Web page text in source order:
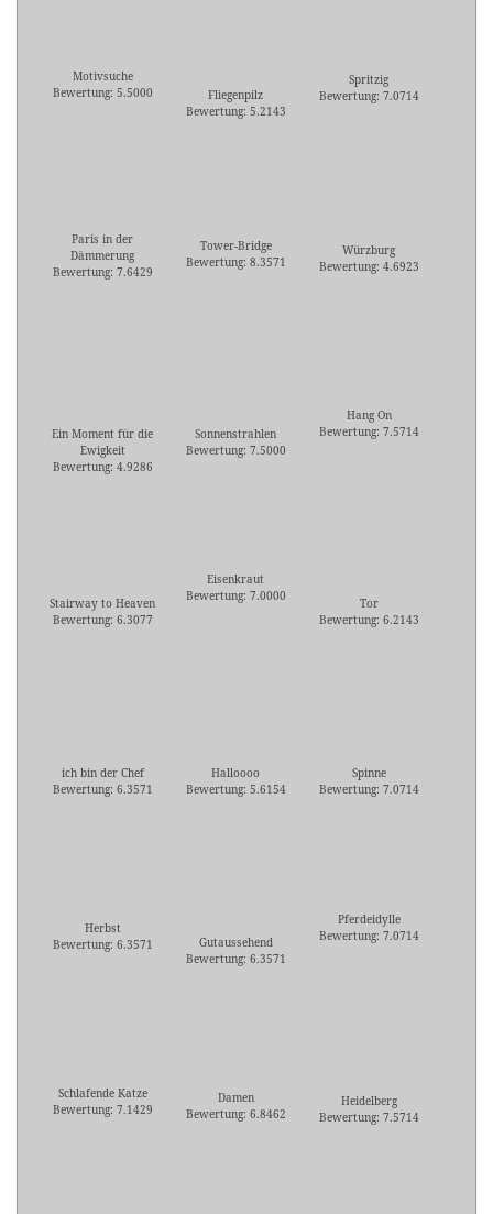
Motivsuche
Bewertung: 5.5000
Fliegenpilz
Bewertung: 5.2143
Spritzig
Bewertung: 7.0714
Paris in der
Dämmerung
Bewertung: 7.6429
Tower-Bridge
Bewertung: 8.3571
Würzburg
Bewertung: 4.6923
Ein Moment für die
Ewigkeit
Bewertung: 4.9286
Sonnenstrahlen
Bewertung: 7.5000
Hang On
Bewertung: 7.5714
Stairway to Heaven
Bewertung: 6.3077
Eisenkraut
Bewertung: 7.0000
Tor
Bewertung: 6.2143
ich bin der Chef
Bewertung: 6.3571
Halloooo
Bewertung: 5.6154
Spinne
Bewertung: 7.0714
Herbst
Bewertung: 6.3571
Gutaussehend
Bewertung: 6.3571
Pferdeidylle
Bewertung: 7.0714
Schlafende Katze
Bewertung: 7.1429
Damen
Bewertung: 6.8462
Heidelberg
Bewertung: 7.5714